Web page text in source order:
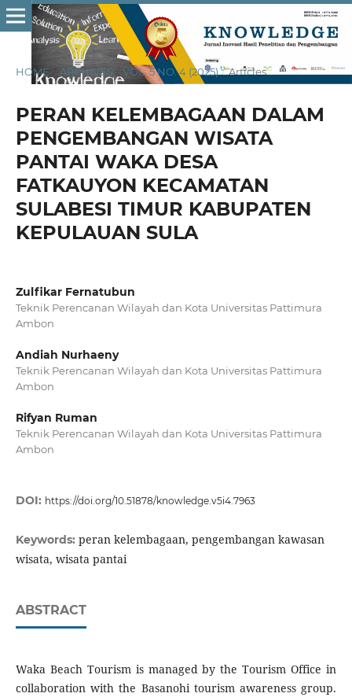
HOME ARCHIVES / VOL. 5 NO. 4 (2025) / Articles
PERAN KELEMBAGAAN DALAM
PENGEMBANGAN WISATA
PANTAI WAKA DESA
FATKAUYON KECAMATAN
SULABESI TIMUR KABUPATEN
KEPULAUAN SULA
Zulfikar Fernatubun
Teknik Perencanan Wilayah dan Kota Universitas Pattimura
Ambon
Andiah Nurhaeny
Teknik Perencanan Wilayah dan Kota Universitas Pattimura
Ambon
Rifyan Ruman
Teknik Perencanan Wilayah dan Kota Universitas Pattimura
Ambon
DOI: https://doi.org/10.51878/knowledge.v5i4.7963
Keywords: peran kelembagaan, pengembangan kawasan
wisata, wisata pantai
ABSTRACT
Waka Beach Tourism is managed by the Tourism Office in
collaboration with the Basanohi tourism awareness group.